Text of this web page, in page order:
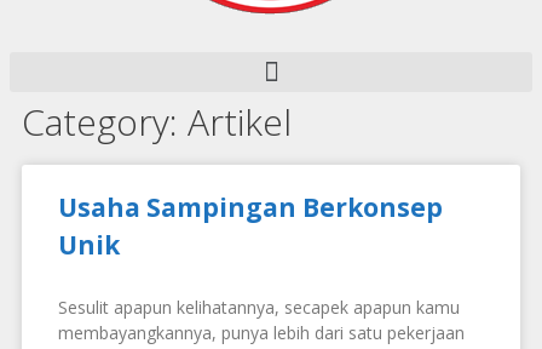
Category: Artikel
Usaha Sampingan Berkonsep
Unik
Sesulit apapun kelihatannya, secapek apapun kamu
membayangkannya, punya lebih dari satu pekerjaan